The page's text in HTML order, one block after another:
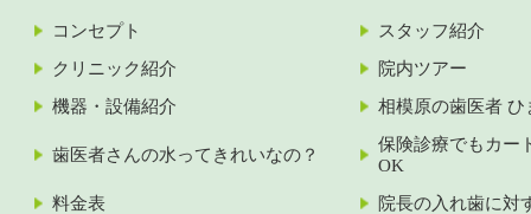
コンセプト
スタッフ紹介
クリニック紹介
院内ツアー
機器・設備紹介
相模原の歯医者 ひ
歯医者さんの水ってきれいなの？
保険診療でもカー
OK
料金表
院長の入れ歯に対